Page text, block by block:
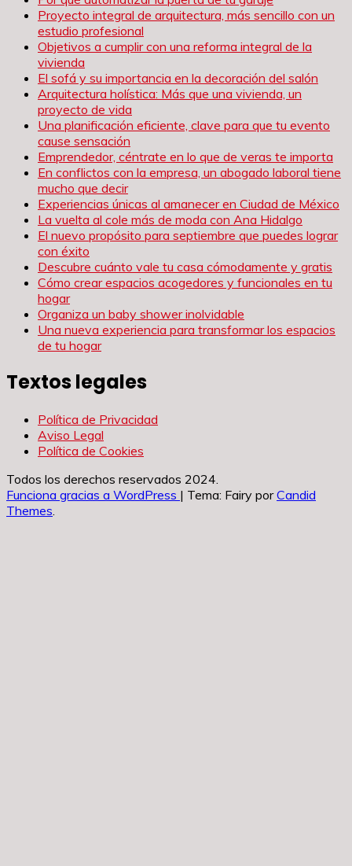
Proyecto integral de arquitectura, más sencillo con un
estudio profesional
Objetivos a cumplir con una reforma integral de la
vivienda
El sofá y su importancia en la decoración del salón
Arquitectura holística: Más que una vivienda, un
proyecto de vida
Una planificación eficiente, clave para que tu evento
cause sensación
Emprendedor, céntrate en lo que de veras te importa
En conflictos con la empresa, un abogado laboral tiene
mucho que decir
Experiencias únicas al amanecer en Ciudad de México
La vuelta al cole más de moda con Ana Hidalgo
El nuevo propósito para septiembre que puedes lograr
con éxito
Descubre cuánto vale tu casa cómodamente y gratis
Cómo crear espacios acogedores y funcionales en tu
hogar
Organiza un baby shower inolvidable
Una nueva experiencia para transformar los espacios
de tu hogar
Textos legales
Política de Privacidad
Aviso Legal
Política de Cookies
Todos los derechos reservados 2024.
Funciona gracias a WordPress | Tema: Fairy porCandid
Themes.